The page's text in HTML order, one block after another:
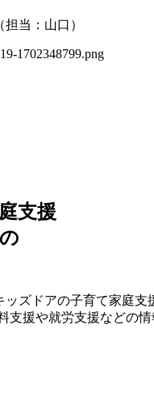
当：山口）
支援
ズドアの子育て家庭支
支援や就労支援などの